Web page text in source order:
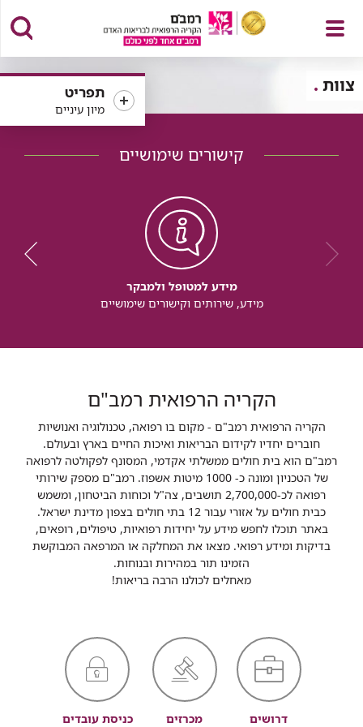
פתח
תפריט
תפריט
מיון עיניים
צוות
קישורים שימושיים
מידע למטופל ולמבקר
מידע, שירותים וקישורים שימושיים
הקריה הרפואית רמב"ם
הקריה הרפואית רמב"ם - מקום בו רפואה, טכנולוגיה ואנושיות
חוברים יחדיו לקידום הבריאות ואיכות החיים בארץ ובעולם.
רמב"ם הוא בית חולים ממשלתי אקדמי, המסונף לפקולטה לרפואה
של הטכניון ומונה כ- 1000 מיטות אשפוז. רמב"ם מספק שירותי
רפואה לכ-2,700,000 תושבים, צה"ל וכוחות הביטחון, ומשמש
כבית חולים על אזורי עבור 12 בתי חולים בצפון מדינת ישראל.
באתר תוכלו לחפש מידע על יחידות רפואיות, טיפולים, רופאים,
בדיקות ומידע רפואי. מצאו את המחלקה או המרפאה המבוקשת
הזמינו תור במהירות ובנוחות.
מאחלים לכולנו הרבה בריאות!
דרושים מכרזים כניסת עובדים